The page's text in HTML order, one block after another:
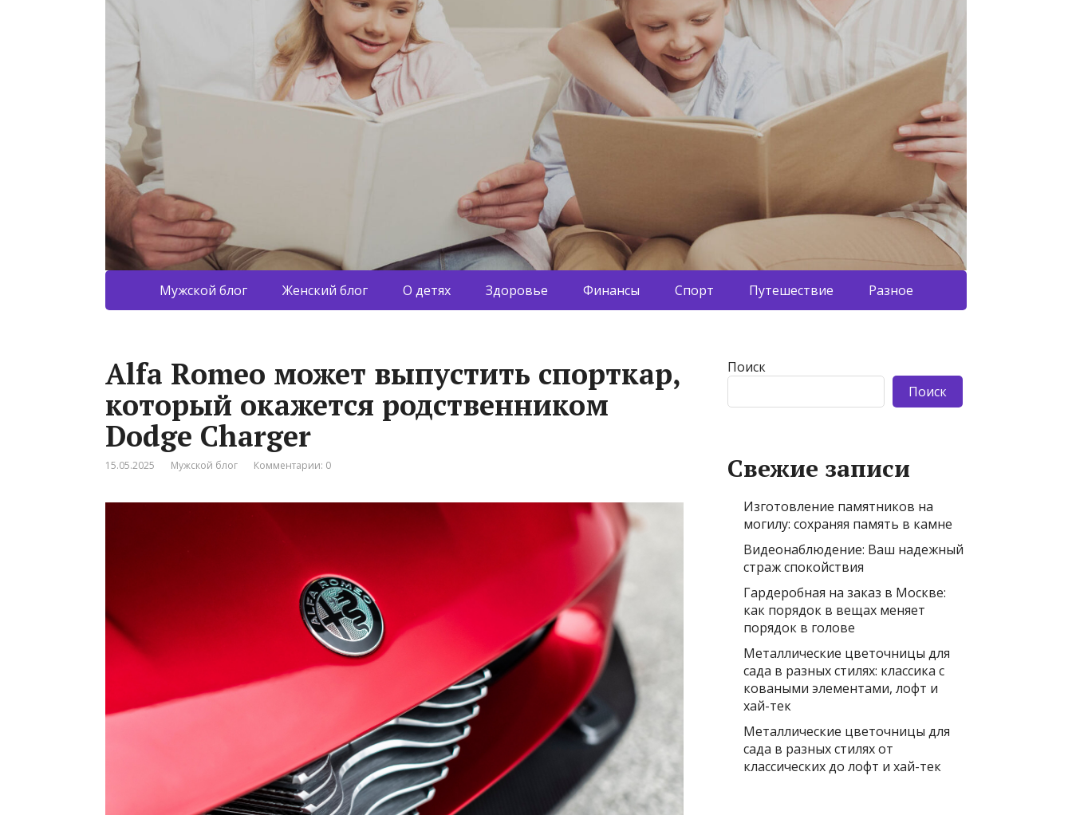
Мужской блог Женский блог О детях Здоровье Финансы Спорт Путешествие Разное
Alfa Romeo может выпустить спорткар,
который окажется родственником
Dodge Charger
15.05.2025 Мужской блог Комментарии: 0
Поиск
Поиск
Свежие записи
Изготовление памятников на
могилу: сохраняя память в камне
Видеонаблюдение: Ваш надежный
страж спокойствия
Гардеробная на заказ в Москве:
как порядок в вещах меняет
порядок в голове
Металлические цветочницы для
сада в разных стилях: классика с
коваными элементами, лофт и
хай-тек
Металлические цветочницы для
сада в разных стилях от
классических до лофт и хай-тек